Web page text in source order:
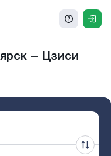
— Цзиси